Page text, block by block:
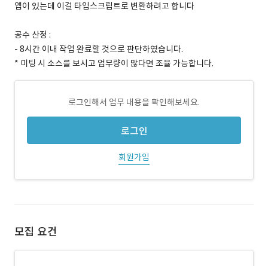
앱이 있는데 이걸 타입스크립트로 변환하려고 합니다
공수 산정 :
- 8시간 이내 작업 완료할 것으로 판단하였습니다.
* 미팅 시 소스를 보시고 업무량이 많다면 조율 가능합니다.
로그인해서 업무 내용을 확인해보세요.
로그인
회원가입
모집 요건